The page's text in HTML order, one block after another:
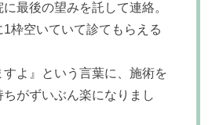
最後の望みを託して連絡。
枠空いていて診てもらえる
すよ』という言葉に、施術を
がずいぶん楽になりまし